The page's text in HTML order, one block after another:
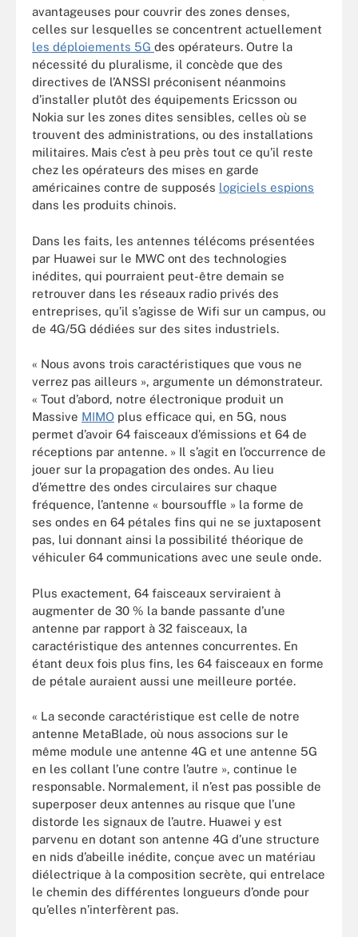
avantageuses pour couvrir des zones denses,
celles sur lesquelles se concentrent actuellement
les déploiements 5G des opérateurs. Outre la
nécessité du pluralisme, il concède que des
directives de l’ANSSI préconisent néanmoins
d’installer plutôt des équipements Ericsson ou
Nokia sur les zones dites sensibles, celles où se
trouvent des administrations, ou des installations
militaires. Mais c’est à peu près tout ce qu’il reste
chez les opérateurs des mises en garde
américaines contre de supposés logiciels espions
dans les produits chinois.
Dans les faits, les antennes télécoms présentées
par Huawei sur le MWC ont des technologies
inédites, qui pourraient peut-être demain se
retrouver dans les réseaux radio privés des
entreprises, qu’il s’agisse de Wifi sur un campus, ou
de 4G/5G dédiées sur des sites industriels.
« Nous avons trois caractéristiques que vous ne
verrez pas ailleurs », argumente un démonstrateur.
« Tout d’abord, notre électronique produit un
Massive MIMO plus efficace qui, en 5G, nous
permet d’avoir 64 faisceaux d’émissions et 64 de
réceptions par antenne. » Il s’agit en l’occurrence de
jouer sur la propagation des ondes. Au lieu
d’émettre des ondes circulaires sur chaque
fréquence, l’antenne « boursouffle » la forme de
ses ondes en 64 pétales fins qui ne se juxtaposent
pas, lui donnant ainsi la possibilité théorique de
véhiculer 64 communications avec une seule onde.
Plus exactement, 64 faisceaux serviraient à
augmenter de 30 % la bande passante d’une
antenne par rapport à 32 faisceaux, la
caractéristique des antennes concurrentes. En
étant deux fois plus fins, les 64 faisceaux en forme
de pétale auraient aussi une meilleure portée.
« La seconde caractéristique est celle de notre
antenne MetaBlade, où nous associons sur le
même module une antenne 4G et une antenne 5G
en les collant l’une contre l’autre », continue le
responsable. Normalement, il n’est pas possible de
superposer deux antennes au risque que l’une
distorde les signaux de l’autre. Huawei y est
parvenu en dotant son antenne 4G d’une structure
en nids d’abeille inédite, conçue avec un matériau
diélectrique à la composition secrète, qui entrelace
le chemin des différentes longueurs d’onde pour
qu’elles n’interfèrent pas.